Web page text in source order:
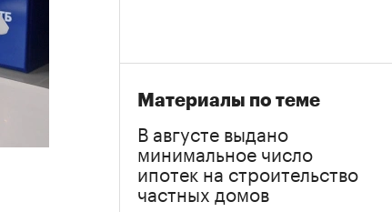
Материалы по теме
В августе выдано
минимальное число
ипотек на строительство
частных домов